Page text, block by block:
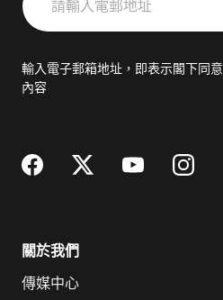
輸
郵
輸入電子郵箱地址，即表示閣下同意
內容
關於我們
傳媒中心